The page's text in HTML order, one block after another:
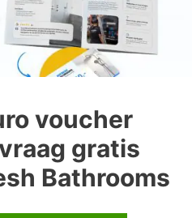
voucher
gratis
Bathrooms